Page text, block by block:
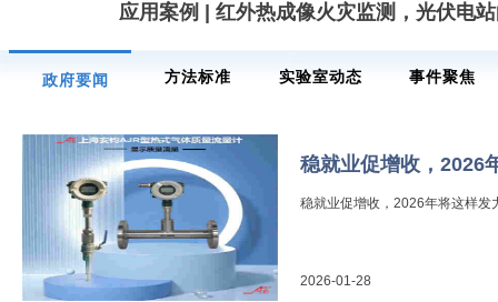
应用案例 | 红外热成像火灾监测，光伏电
政府要闻 方法标准 实验室动态 事件聚焦
稳就业促增收，2026
稳就业促增收，2026年将这样发
2026-01-28